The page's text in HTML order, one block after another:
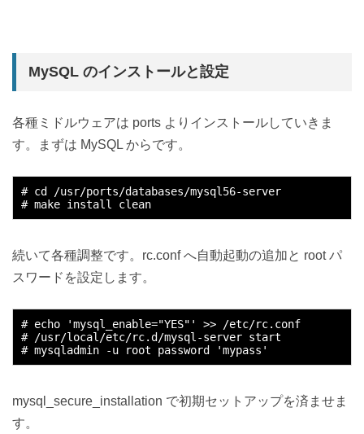
MySQL のインストールと設定
各種ミドルウェアは ports よりインストールしていきま
す。まずは MySQL からです。
# cd /usr/ports/databases/mysql56-server
続いて各種調整です。rc.conf へ自動起動の追加と root パ
スワードを設定します。
# echo 'mysql_enable="YES"' >> /etc/rc.conf
# /usr/local/etc/rc.d/mysql-server start
mysql_secure_installation で初期セットアップを済ませま
す。